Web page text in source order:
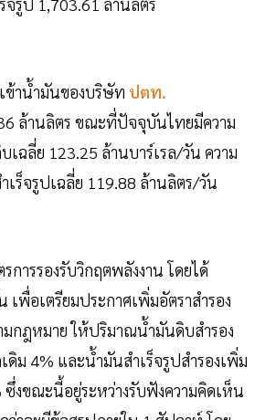
รูป 1,703.61 ล้านลิตร
ข้าน้ำมันของบริษัท ปตท.
ล้านลิตร ขณะที่ปัจจุบันไทยมีความ
เฉลี่ย 123.25 ล้านบาร์เรล/วัน ความ
เร็จรูปเฉลี่ย 119.88 ล้านลิตร/วัน
รการรองรับวิกฤตพลังงาน โดยได้
พื่อเตรียมประกาศเพิ่มอัตราสำรอง
กฎหมาย ให้ปริมาณน้ำมันดิบสำรอง
ดิม 4% และน้ำมันสำเร็จรูปสำรองเพิ่ม
งขณะนี้อยู่ระหว่างรับฟังความคิดเห็น